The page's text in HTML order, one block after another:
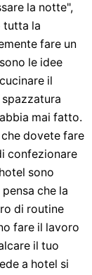
la notte",
tutta la
fare un
le idee
il
mai fatto.
dovete fare
confezionare
sono
che la
di routine
fare il lavoro
il tuo
a hotel si